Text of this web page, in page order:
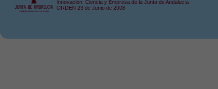
Innovación, Ciencia y Empresa de la Junta de Andalucía
ORDEN 23 de Junio de 2008